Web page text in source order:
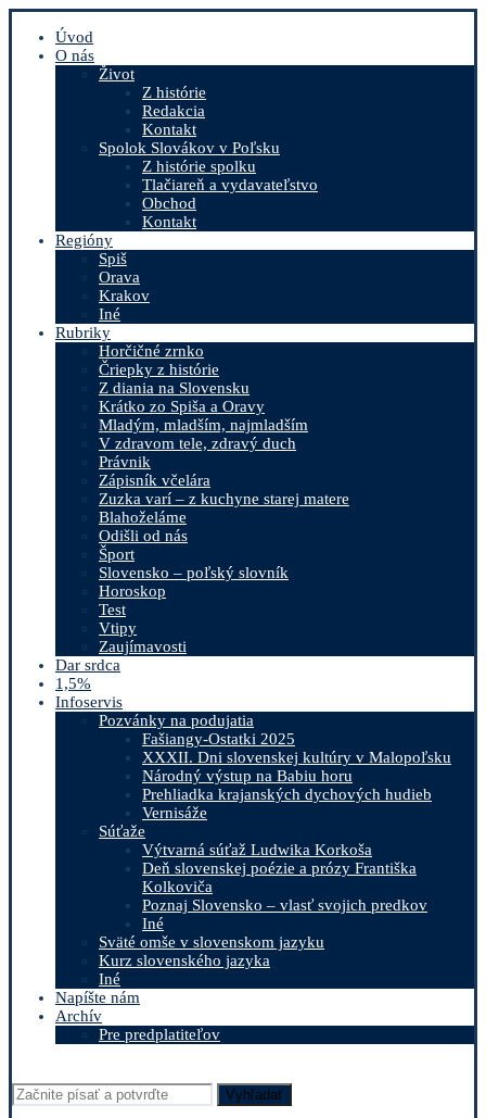
Úvod
O nás
Život
Z histórie
Redakcia
Kontakt
Spolok Slovákov v Poľsku
Z histórie spolku
Tlačiareň a vydavateľstvo
Obchod
Kontakt
Regióny
Spiš
Orava
Krakov
Iné
Rubriky
Horčičné zrnko
Čriepky z histórie
Z diania na Slovensku
Krátko zo Spiša a Oravy
Mladým, mladším, najmladším
V zdravom tele, zdravý duch
Právnik
Zápisník včelára
Zuzka varí – z kuchyne starej matere
Blahoželáme
Odišli od nás
Šport
Slovensko – poľský slovník
Horoskop
Test
Vtipy
Zaujímavosti
Dar srdca
1,5%
Infoservis
Pozvánky na podujatia
Fašiangy-Ostatki 2025
XXXII. Dni slovenskej kultúry v Malopoľsku
Národný výstup na Babiu horu
Prehliadka krajanských dychových hudieb
Vernisáže
Súťaže
Výtvarná súťaž Ludwika Korkoša
Deň slovenskej poézie a prózy Františka
Kolkoviča
Poznaj Slovensko – vlasť svojich predkov
Iné
Sväté omše v slovenskom jazyku
Kurz slovenského jazyka
Iné
Napíšte nám
Archív
Pre predplatiteľov
Vyhľadať